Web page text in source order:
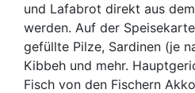
und Lafabrot direkt aus
werden. Auf der
gefüllte Pilze, Sardinen (je
Kibbeh und mehr.
Fisch von den Fischern